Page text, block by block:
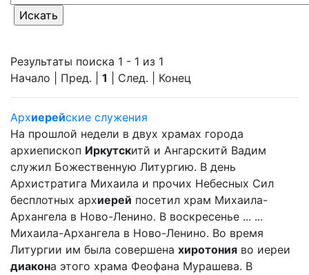
Результаты поиска 1 - 1 из 1
Начало | Пред. | 1 | След. | Конец
Архиерейские служения
На прошлой недели в двух храмах города
архиепископ Иркутскитй и Ангарскитй Вадим
служил Божественную Литургию. В день
Архистратига Михаила и прочих Небесных Сил
бесплотных архиерей посетил храм Михаила-
Архангела в Ново-Ленино. В воскресенье ... ...
Михаила-Архангела в Ново-Ленино. Во время
Литургии им была совершена хиротония во иереи
диакона этого храма Феофана Мурашева. В